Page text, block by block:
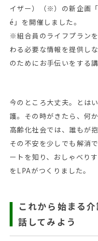
イザー）（※）の新企画
é」を開催しました。
※組合員のライフプラン
わる必要な情報を提供し
のためにお手伝いをする講
今のところ大丈夫。とは
護。その時がきたら、何
高齢化社会では、誰もが
その不安を少しでも解消
ートを知り、おしゃべり
をLPAがつくりました。
これから始まる
話してみよう